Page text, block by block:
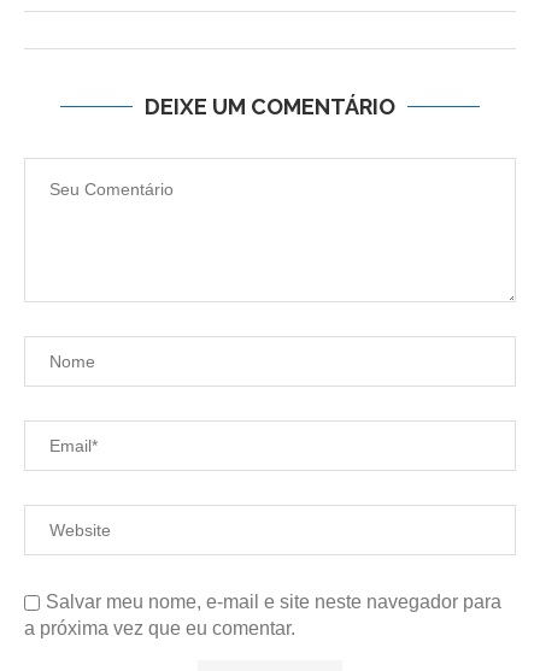
DEIXE UM COMENTÁRIO
Salvar meu nome, e-mail e site neste navegador para
a próxima vez que eu comentar.